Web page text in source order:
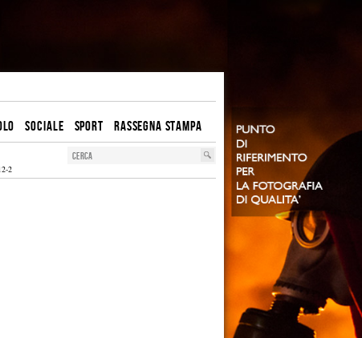
SOCIALE SPORT RASSEGNA STAMPA
2